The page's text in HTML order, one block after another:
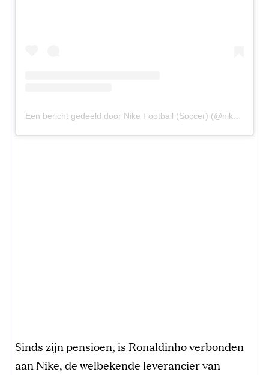
Een bericht gedeeld door Nike Football (Soccer) (@nikefootball)
Sinds zijn pensioen, is Ronaldinho verbonden
aan Nike, de welbekende leverancier van